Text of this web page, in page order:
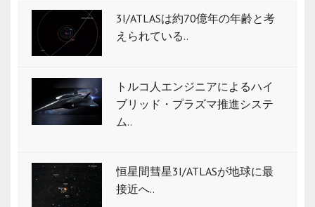
3I/ATLASは約70億年の年齢と考
えられている..
トルコ人エンジニアによるハイ
ブリッド・プラズマ推進システ
ム..
恒星間彗星3I/ATLASが地球に最
接近へ..